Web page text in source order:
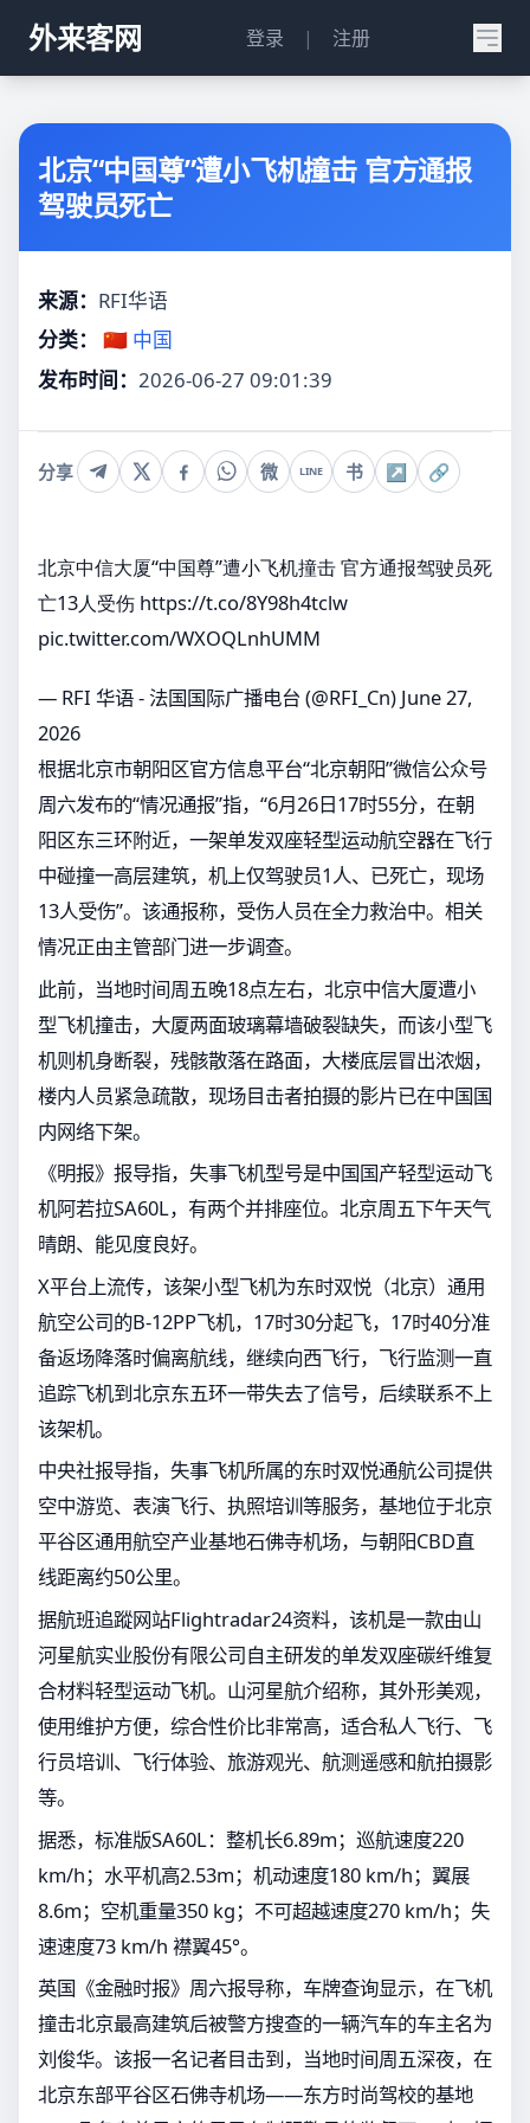
外来客网 登录 | 注册
北京“中国尊”遭小飞机撞击 官方通报
驾驶员死亡
来源： RFI华语
分类：
🇨🇳 中国
发布时间： 2026-06-27 09:01:39
分享 微 LINE 书 ↗ 🔗
北京中信大厦“中国尊”遭小飞机撞击 官方通报驾驶员死
亡13人受伤 https://t.co/8Y98h4tclw
pic.twitter.com/WXOQLnhUMM
— RFI 华语 - 法国国际广播电台 (@RFI_Cn) June 27,
2026
根据北京市朝阳区官方信息平台“北京朝阳”微信公众号
周六发布的“情况通报”指，“6月26日17时55分，在朝
阳区东三环附近，一架单发双座轻型运动航空器在飞行
中碰撞一高层建筑，机上仅驾驶员1人、已死亡，现场
13人受伤”。该通报称，受伤人员在全力救治中。相关
情况正由主管部门进一步调查。
此前，当地时间周五晚18点左右，北京中信大厦遭小
型飞机撞击，大厦两面玻璃幕墙破裂缺失，而该小型飞
机则机身断裂，残骸散落在路面，大楼底层冒出浓烟，
楼内人员紧急疏散，现场目击者拍摄的影片已在中国国
内网络下架。
《明报》报导指，失事飞机型号是中国国产轻型运动飞
机阿若拉SA60L，有两个并排座位。北京周五下午天气
晴朗、能见度良好。
X平台上流传，该架小型飞机为东时双悦（北京）通用
航空公司的B-12PP飞机，17时30分起飞，17时40分准
备返场降落时偏离航线，继续向西飞行，飞行监测一直
追踪飞机到北京东五环一带失去了信号，后续联系不上
该架机。
中央社报导指，失事飞机所属的东时双悦通航公司提供
空中游览、表演飞行、执照培训等服务，基地位于北京
平谷区通用航空产业基地石佛寺机场，与朝阳CBD直
线距离约50公里。
据航班追蹤网站Flightradar24资料，该机是一款由山
河星航实业股份有限公司自主研发的单发双座碳纤维复
合材料轻型运动飞机。山河星航介绍称，其外形美观，
使用维护方便，综合性价比非常高，适合私人飞行、飞
行员培训、飞行体验、旅游观光、航测遥感和航拍摄影
等。
据悉，标准版SA60L：整机长6.89m；巡航速度220
km/h；水平机高2.53m；机动速度180 km/h；翼展
8.6m；空机重量350 kg；不可超越速度270 km/h；失
速速度73 km/h 襟翼45°。
英国《金融时报》周六报导称，车牌查询显示，在飞机
撞击北京最高建筑后被警方搜查的一辆汽车的车主名为
刘俊华。该报一名记者目击到，当地时间周五深夜，在
北京东部平谷区石佛寺机场——东方时尚驾校的基地